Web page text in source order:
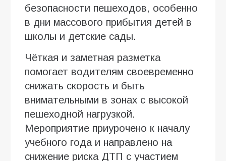
безопасности пешеходов, особенно
в дни массового прибытия детей в
школы и детские сады.
Чёткая и заметная разметка
помогает водителям своевременно
снижать скорость и быть
внимательными в зонах с высокой
пешеходной нагрузкой.
Мероприятие приурочено к началу
учебного года и направлено на
снижение риска ДТП с участием